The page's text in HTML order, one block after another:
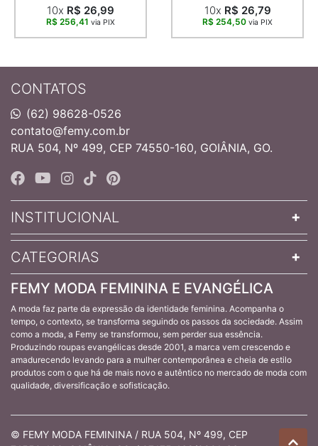
10x R$ 26,99
R$ 256,41 via PIX
10x R$ 26,79
R$ 254,50 via PIX
CONTATOS
(62) 98628-0526
contato@femy.com.br
RUA 504, Nº 499, CEP 74550-160, GOIÂNIA, GO.
INSTITUCIONAL
CATEGORIAS
FEMY MODA FEMININA E EVANGÉLICA
A moda faz parte da expressão da identidade feminina. Acompanha o
tempo, o contexto, se transforma seguindo os passos da sociedade. Assim
como a moda, a Femy se transformou, sem perder sua essência.
Produzindo roupas evangélicas desde 2001, a marca vem crescendo e
amadurecendo levando para a mulher contemporânea e cheia de estilo
produtos com o que há de mais novo e autêntico no mercado de moda com
qualidade, diversificação e sofisticação.
© FEMY MODA FEMININA / RUA 504, Nº 499, CEP